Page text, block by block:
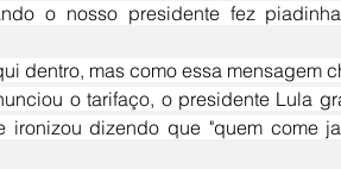
o nosso presidente fez
dentro, mas como essa mensagem
ironizou dizendo que "quem come